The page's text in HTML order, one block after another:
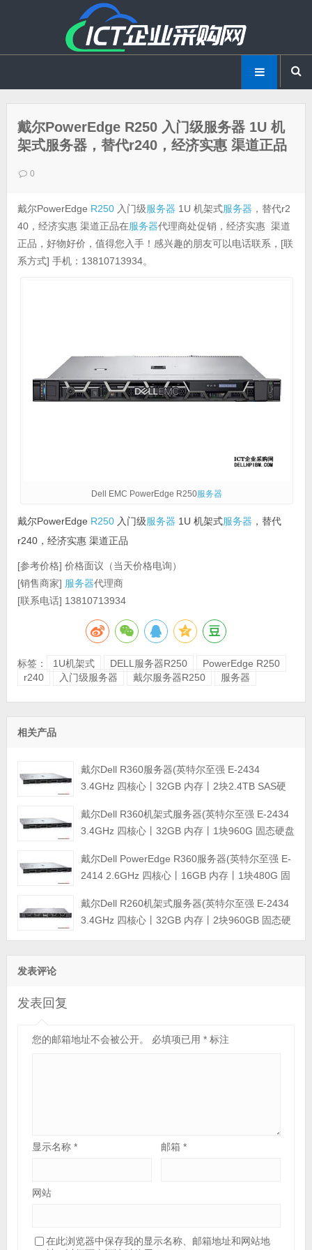
戴尔PowerEdge R250 入门级服务器 1U 机
架式服务器，替代r240，经济实惠 渠道正品
0
戴尔PowerEdge R250入门级服务器 1U 机架式服务器 ，替代r2
40，经济实惠 渠道正品在服务器代理商处促销，经济实惠 渠道
正品，好物好价，值得您入手！感兴趣的朋友可以电话联系，[联
系方式] 手机：13810713934。
Dell EMC PowerEdge R250服务器
戴尔PowerEdge R250入门级服务器 1U 机架式服务器 ，替代
r240，经济实惠 渠道正品
[参考价格] 价格面议（当天价格电询）
[销售商家] 服务器代理商
[联系电话] 13810713934
标签： 1U机架式 DELL服务器R250
PowerEdge R250
r240
入门级服务器 戴尔服务器R250 服务器
相关产品
戴尔Dell R360服务器(英特尔至强 E-2434
3.4GHz 四核心丨32GB 内存丨2块2.4TB SAS硬
戴尔Dell R360机架式服务器(英特尔至强 E-2434
3.4GHz 四核心丨32GB 内存丨1块960G 固态硬盘
修)
戴尔Dell PowerEdge R360服务器(英特尔至强 E-
2414 2.6GHz 四核心丨16GB 内存丨1块480G 固
三年保修)
戴尔Dell R260机架式服务器(英特尔至强 E-2434
3.4GHz 四核心丨32GB 内存丨2块960GB 固态硬
发表评论
发表回复
您的邮箱地址不会被公开。 必填项已用 *标注
显示名称 * 邮箱*
网站
在此浏览器中保存我的显示名称、邮箱地址和网站地